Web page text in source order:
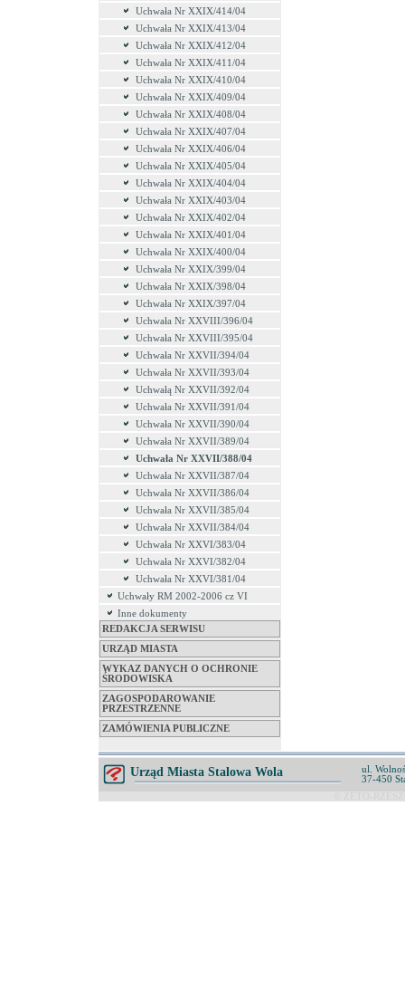
Uchwała Nr XXIX/414/04
Uchwała Nr XXIX/413/04
Uchwała Nr XXIX/412/04
Uchwała Nr XXIX/411/04
Uchwała Nr XXIX/410/04
Uchwała Nr XXIX/409/04
Uchwała Nr XXIX/408/04
Uchwała Nr XXIX/407/04
Uchwała Nr XXIX/406/04
Uchwała Nr XXIX/405/04
Uchwała Nr XXIX/404/04
Uchwała Nr XXIX/403/04
Uchwała Nr XXIX/402/04
Uchwała Nr XXIX/401/04
Uchwała Nr XXIX/400/04
Uchwała Nr XXIX/399/04
Uchwała Nr XXIX/398/04
Uchwała Nr XXIX/397/04
Uchwała Nr XXVIII/396/04
Uchwała Nr XXVIII/395/04
Uchwała Nr XXVII/394/04
Uchwała Nr XXVII/393/04
Uchwałą Nr XXVII/392/04
Uchwała Nr XXVII/391/04
Uchwała Nr XXVII/390/04
Uchwała Nr XXVII/389/04
Uchwała Nr XXVII/388/04
Uchwała Nr XXVII/387/04
Uchwała Nr XXVII/386/04
Uchwała Nr XXVII/385/04
Uchwała Nr XXVII/384/04
Uchwała Nr XXVI/383/04
Uchwała Nr XXVI/382/04
Uchwała Nr XXVI/381/04
Uchwały RM 2002-2006 cz VI
Inne dokumenty
REDAKCJA SERWISU
URZĄD MIASTA
WYKAZ DANYCH O OCHRONIE
ŚRODOWISKA
ZAGOSPODAROWANIE
PRZESTRZENNE
ZAMÓWIENIA PUBLICZNE
Urząd Miasta Stalowa Wola
ul.
37-450